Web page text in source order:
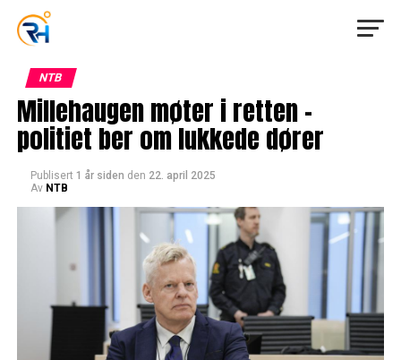
NTB
Millehaugen møter i retten –
politiet ber om lukkede dører
Publisert 1 år siden den 22. april 2025
Av NTB